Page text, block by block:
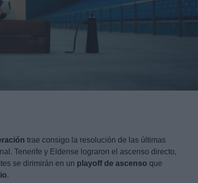
trae consigo la resolución de las últimas
Tenerife y Eldense lograron el ascenso directo,
se dirimirán en un playoff de ascenso que
.